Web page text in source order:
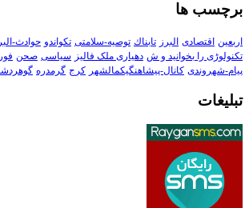
برچسب ها
اربعین اقتصادی البرز تابناك توصیه-سلامتی تکواندو حوادث-
تکنولوڑی را بخوانید و ش دهیاری ملک فالیز سیاسی صحن
پیام-شهروندی کانال-پیشاهنگیکمالشهر کرج گرمدره
تبلیغات